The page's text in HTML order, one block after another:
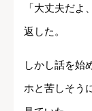
「大丈夫だ
返した。
しかし話を始
ホと苦しそう